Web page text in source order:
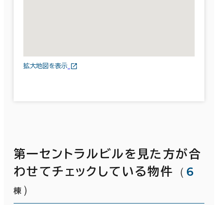
拡大地図を表示
第一セントラルビルを見た方が合
わせてチェックしている物件
（ 6
棟 ）